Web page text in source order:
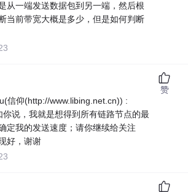
从一端发送数据包到另一端，然后根
当前带宽大概是多少，但是如何判断
信仰(http://www.libing.net.cn)) :
你说，我就是想得到所有链路节点的最
定我的发送速度；请你继续给关注
好，谢谢
赞